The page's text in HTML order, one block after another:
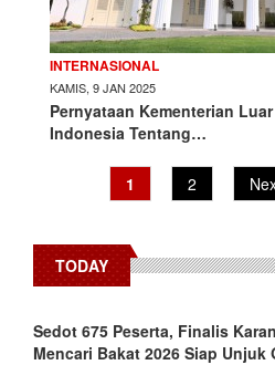
INTERNASIONAL
KAMIS, 9 JAN 2025
Pernyataan Kementerian
Indonesia Tentang…
PaginationCurrent
page
1 Page
2
TODAY
Sedot 675 Peserta, Finalis
Mencari Bakat 2026 Siap